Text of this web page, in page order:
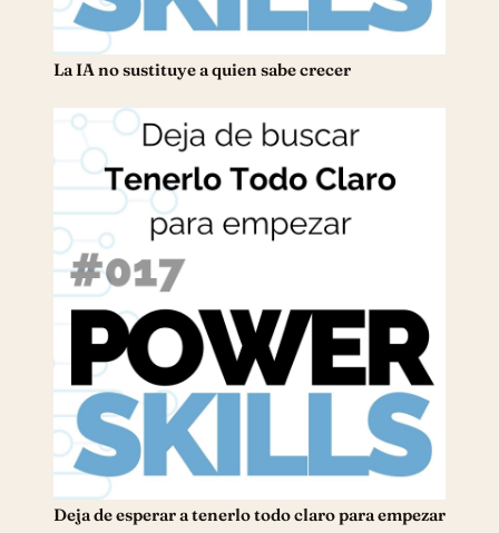
La IA no sustituye a quien sabe crecer
Deja de esperar a tenerlo todo claro para empezar